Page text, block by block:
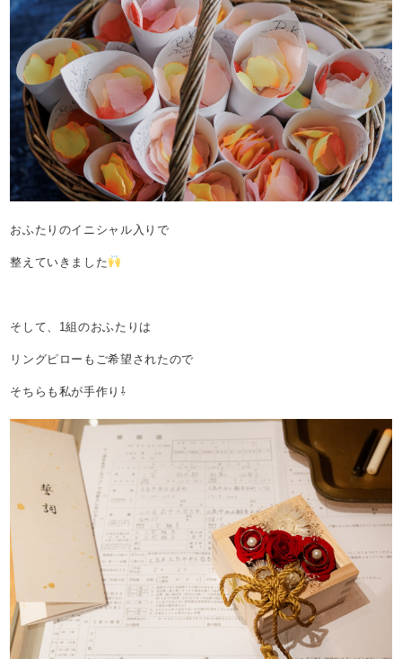
おふたりのイニシャル入りで
整えていきました
そして、1組のおふたりは
リングピローもご希望されたので
そちらも私が手作り⇩